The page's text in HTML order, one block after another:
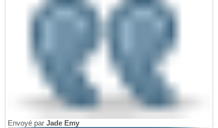
Envoyé par Jade Emy